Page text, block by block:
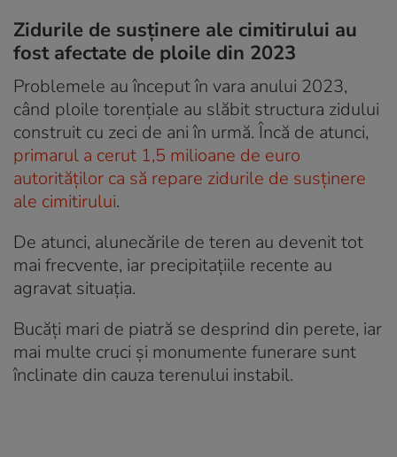
Zidurile de susținere ale cimitirului au
fost afectate de ploile din 2023
Problemele au început în vara anului 2023,
când ploile torențiale au slăbit structura zidului
construit cu zeci de ani în urmă. Încă de atunci,
primarul a cerut 1,5 milioane de euro
autorităților ca să repare zidurile de susținere
ale cimitirului.
De atunci, alunecările de teren au devenit tot
mai frecvente, iar precipitațiile recente au
agravat situația.
Bucăți mari de piatră se desprind din perete, iar
mai multe cruci și monumente funerare sunt
înclinate din cauza terenului instabil.